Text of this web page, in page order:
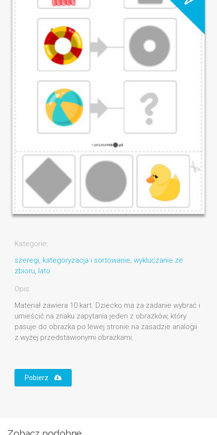
Kategorie:
szeregi, kategoryzacja i sortowanie, wykluczanie ze
zbioru, lato
Opis:
Materiał zawiera 10 kart. Dziecko ma za zadanie wybrać i
umieścić na znaku zapytania jeden z obrazków, który
pasuje do obrazka po lewej stronie na zasadzie analogii
z wyżej przedstawionymi obrazkami.
Pobierz